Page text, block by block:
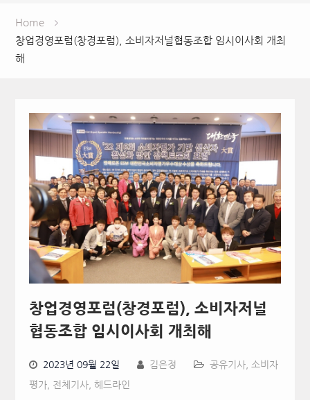
Home
창업경영포럼(창경포럼), 소비자저널협동조합 임시이사회 개최
해
창업경영포럼(창경포럼), 소비자저널
협동조합 임시이사회 개최해
2023년 09월 22일 김은정 공유기사, 소비자
평가, 전체기사, 헤드라인